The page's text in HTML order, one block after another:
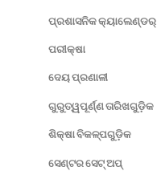
ପ୍ରଶାସନିକ କ୍ୟାଲେଣ୍ଡର୍
ପରୀକ୍ଷା
ଦେୟ ପ୍ରଣାଳୀ
ଗୁରୁତ୍ୱପୂର୍ଣ୍ଣ ତାରିଖଗୁଡ଼ିକ
ଶିକ୍ଷା ବିକଳ୍ପଗୁଡ଼ିକ
ସେଣ୍ଟର ସେଟ୍𝅸𝅸𝅸 ଅପ୍